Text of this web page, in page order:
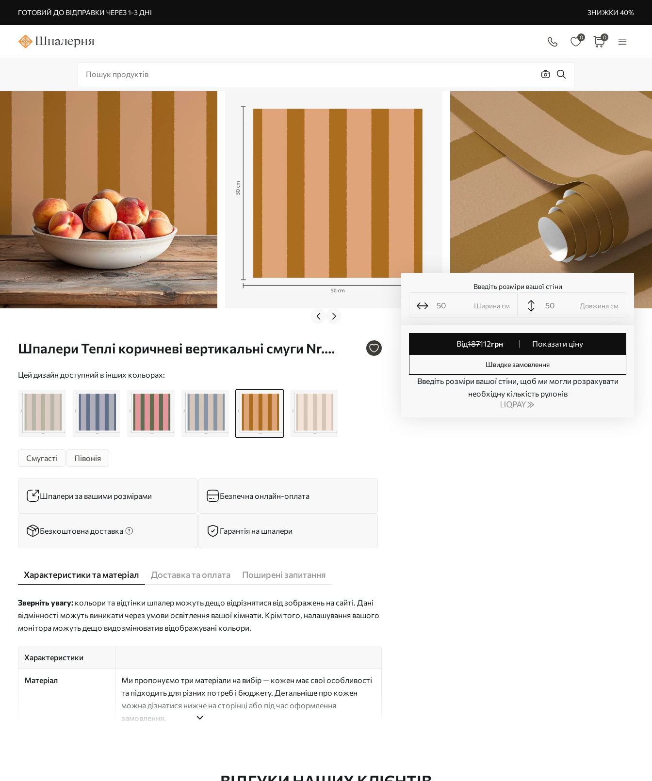
ГОТОВИЙ ДО ВІДПРАВКИ ЧЕРЕЗ 1-3 ДНІ ЗНИЖКИ 40%
0 0
Шпалери Теплі коричневі вертикальні смуги Nr.
Цей дизайн доступний в інших кольорах:
Введіть розміри вашої стіни
Ширина см Довжина см
від187112грн Показати ціну
Швидке замовлення
Введіть розміри вашої стіни, щоб ми могли розрахувати
необхідну кількість рулонів
Смугасті Півонія
Шпалери за вашими розмірами Безпечна онлайн-оплата
Безкоштовна доставка Гарантія на шпалери
Характеристики та матеріал Доставка та оплата Поширені запитання
Зверніть увагу: кольори та відтінки шпалер можуть дещо відрізнятися від зображень на сайті. Дані
відмінності можуть виникати через умови освітлення вашої кімнати. Крім того, налашування вашого
монітора можуть дещо видозмінюватив відображувані кольори.
Характеристики
Матеріал
Ми пропонуємо три матеріали на вибір — кожен має свої особливості
та підходить для різних потреб і бюджету. Детальніше про кожен
можна дізнатися нижче на сторінці або під час оформлення
замовлення.